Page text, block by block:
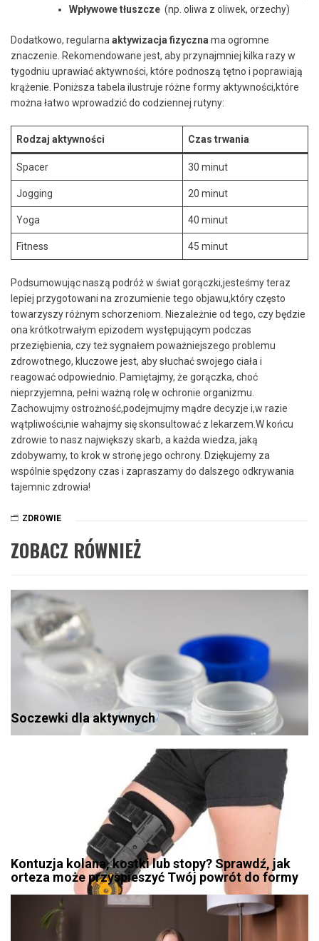
Wpływowe⁤ tłuszcze ‍ (np. ⁤oliwa ‍z oliwek, orzechy)
Dodatkowo, regularna aktywizacja fizyczna ‍ma ogromne
znaczenie.‍ Rekomendowane jest,⁤ aby przynajmniej kilka razy w
tygodniu uprawiać⁣ aktywności, które podnoszą tętno​ i poprawiają
krążenie. Poniższa tabela ‍ilustruje różne formy​ aktywności,które
można łatwo⁣ wprowadzić do codziennej rutyny:
Rodzaj aktywności Czas trwania
Spacer 30 minut
Jogging 20 ​minut
Yoga 40 minut
Fitness 45 ⁣minut
Podsumowując naszą ‌podróż w ⁤świat gorączki,jesteśmy teraz
lepiej ⁣przygotowani​ na⁢ zrozumienie tego objawu,który ⁤często
towarzyszy ‍różnym‌ schorzeniom. Niezależnie od tego, czy będzie
ona⁣ krótkotrwałym epizodem występującym podczas
przeziębienia, czy też sygnałem ‍poważniejszego problemu
zdrowotnego, kluczowe ⁣jest,⁢ aby słuchać swojego ciała i⁢
reagować odpowiednio. Pamiętajmy, że gorączka, choć
nieprzyjemna, pełni ważną rolę ⁢w ⁢ochronie organizmu.
Zachowujmy ostrożność,podejmujmy mądre decyzje i,w razie
wątpliwości,nie wahajmy się skonsultować z lekarzem.W ‌końcu
zdrowie to nasz największy skarb, a każda wiedza,‌ jaką
zdobywamy, to krok w stronę jego ochrony. Dziękujemy​ za
⁣wspólnie⁣ spędzony czas i zapraszamy do dalszego odkrywania
tajemnic zdrowia!
ZDROWIE
ZOBACZ RÓWNIEŻ
Soczewki dla aktywnych
Kontuzja kolana, kostki lub stopy? Sprawdź, jak
orteza może przyspieszyć Twój powrót do formy